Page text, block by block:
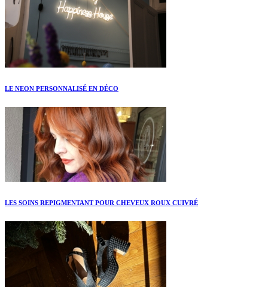
LE NEON PERSONNALISÉ EN DÉCO
LES SOINS REPIGMENTANT POUR CHEVEUX ROUX CUIVRÉ